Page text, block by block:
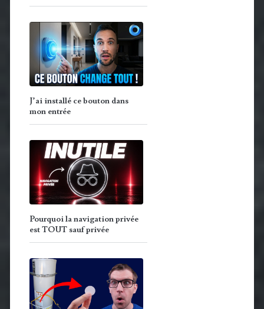
J’ai installé ce bouton dans
mon entrée
Pourquoi la navigation privée
est TOUT sauf privée